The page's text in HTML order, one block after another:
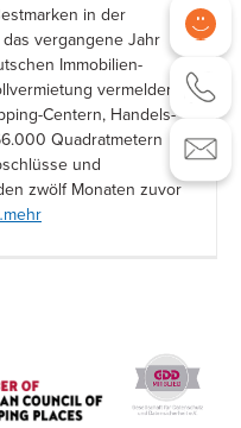
in der
vergangene Jahr
Immobilien-
vermelden.
Centern, Handels-
Quadratmetern
und
zwölf Monaten zuvor